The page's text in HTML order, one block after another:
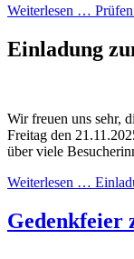
Weiterlesen …
Einladung
Wir freuen uns sehr,
Freitag den
über viele
Weiterlesen …
Gedenkfeier